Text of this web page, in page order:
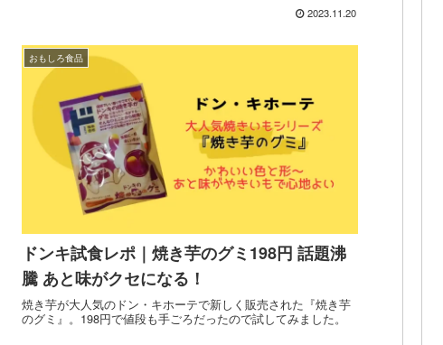
2023.11.20
おもしろ食品
ドンキ試食レポ｜焼き芋のグミ198円 話題沸
騰 あと味がクセになる！
焼き芋が大人気のドン・キホーテで新しく販売された『焼き芋
のグミ』。198円で値段も手ごろだったので試してみました。